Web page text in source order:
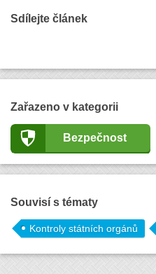
Sdílejte článek
Zařazeno v kategorii
Bezpečnost
Souvisí s tématy
Kontroly státních orgánů